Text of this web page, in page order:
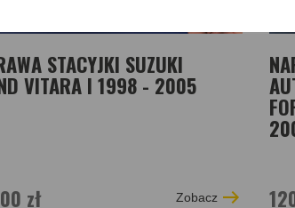
STACYJKI SUZUKI
VITARA I 1998 - 2005
zł Zobacz